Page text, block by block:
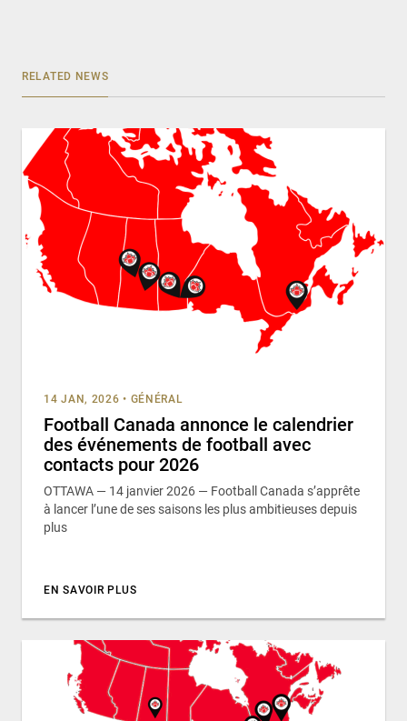
RELATED NEWS
14 JAN, 2026 • GÉNÉRAL
Football Canada annonce le calendrier
des événements de football avec
contacts pour 2026
OTTAWA — 14 janvier 2026 — Football Canada s’apprête
à lancer l’une de ses saisons les plus ambitieuses depuis
plus
EN SAVOIR PLUS